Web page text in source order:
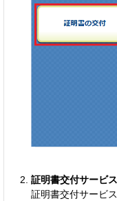
証明書交付サービ
証明書交付サービ